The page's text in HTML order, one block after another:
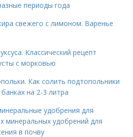
периоды года
свежего с лимоном. Варенье
Классический рецепт
с морковью
Как солить подтопольники
на 2-3 литра
удобрения для
минеральных удобрений для
в почву